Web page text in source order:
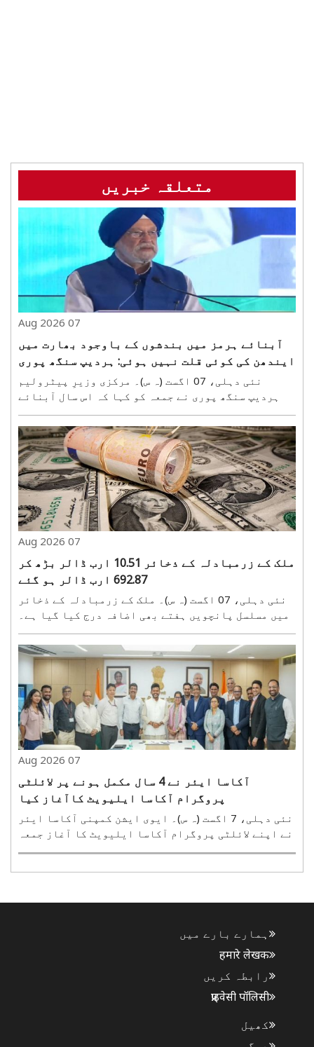
متعلقہ خبریں
07 Aug 2026
آبنائے ہرمز میں بندشوں کے باوجود بھارت میں
ایندھن کی کوئی قلت نہیں ہوئی: ہردیپ سنگھ پوری
نئی دہلی، 07 اگست (ہ س)۔ مرکزی وزیرِ پیٹرولیم
ہردیپ سنگھ پوری نے جمعہ کو کہا کہ اس سال آبنائے
میں رکاوٹیں پیدا ہوئیں، لیکن بھارت نے متنوع
ذرائع، ریفائننگ کی بڑھتی ہوئی صلاحیت اور گھریلو
پیداوار کے ..
07 Aug 2026
ملک کے زرمبادلہ کے ذخائر 10.51 ارب ڈالر بڑھ کر
692.87 ارب ڈالر ہو گئے
نئی دہلی، 07 اگست (ہ س)۔ ملک کے زرمبادلہ کے ذخائر
میں مسلسل پانچویں ہفتے بھی اضافہ درج کیا گیا ہے۔
ذخائر 10.51 ارب ڈالر بڑھ کر 692.87 ارب ڈالر تک
پہنچ گئے۔ ریزرو بینک آف انڈیا (آر بی آئی) کی جانب ..
07 Aug 2026
آکاسا ایئر نے 4 سال مکمل ہونے پر لائلٹی
پروگرام آکاسا ایلیویٹ کاآغاز کیا
نئی دہلی، 7 اگست (ہ س)۔ ایوی ایشن کمپنی آکاسا ایئر
نے اپنے لائلٹی پروگرام آکاسا ایلیویٹ کا آغاز جمعہ
ہمارے بارے میں
हमारे लेखक
رابطہ کریں
प्राइवेसी पॉलिसी
کھیل